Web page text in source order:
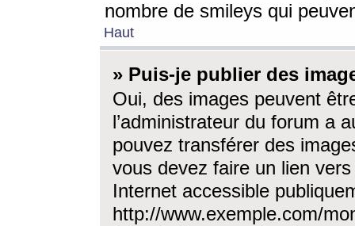
nombre de smileys qui
Haut
» Puis-je publier des
Oui, des images peuvent
l’administrateur du forum a
pouvez transférer des
vous devez faire un lien
Internet accessible
http://www.exemple.com/